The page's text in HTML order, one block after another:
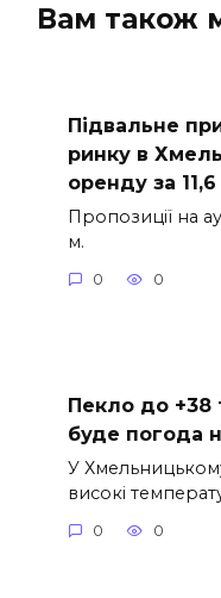
Вам також
Підвальне
ринку в
оренду за
Пропозиції на
м.
0 0
Пекло до +38
буде погода
У
високі
0 0